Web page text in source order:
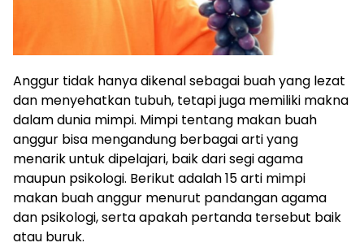
Anggur tidak hanya dikenal sebagai buah yang lezat
dan menyehatkan tubuh, tetapi juga memiliki makna
dalam dunia mimpi. Mimpi tentang makan buah
anggur bisa mengandung berbagai arti yang
menarik untuk dipelajari, baik dari segi agama
maupun psikologi. Berikut adalah 15 arti mimpi
makan buah anggur menurut pandangan agama
dan psikologi, serta apakah pertanda tersebut baik
atau buruk.